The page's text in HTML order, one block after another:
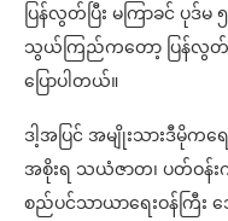
ပြန်လွတ်ပြီး မကြာခင် ပုဒ်
သွယ်ကြည်ကတော့ ပြန်လွ
ပြောပါတယ်။
ဒါ့အပြင် အမျိုးသားဒီမိုက
အစိုးရ သယံဇာတ၊ ပတ်ဝန်း
စည်ပင်သာယာရေးဝန်ကြီး